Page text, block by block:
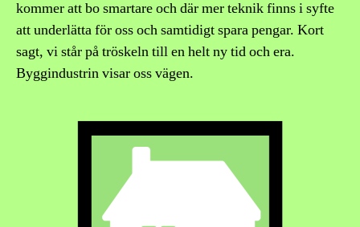
kommer att bo smartare och där mer teknik finns i syfte
att underlätta för oss och samtidigt spara pengar. Kort
sagt, vi står på tröskeln till en helt ny tid och era.
Byggindustrin visar oss vägen.